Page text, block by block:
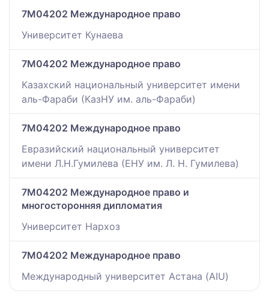
7M04202 Международное право
Университет Кунаева
7M04202 Международное право
Казахский национальный университет имени
аль-Фараби (КазНУ им. аль-Фараби)
7M04202 Международное право
Евразийский национальный университет
имени Л.Н.Гумилева (ЕНУ им. Л. Н. Гумилева)
7M04202 Международное право и
многосторонняя дипломатия
Университет Нархоз
7M04202 Международное право
Международный университет Астана (AIU)